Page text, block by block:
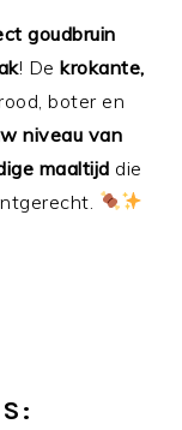
goudbruin
! Dekrokante,
boter en
niveau van
maaltijd die